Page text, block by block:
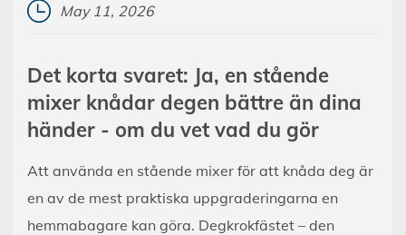
May 11, 2026
Det korta svaret: Ja, en stående
mixer knådar degen bättre än dina
händer - om du vet vad du gör
Att använda en stående mixer för att knåda deg är
en av de mest praktiska uppgraderingarna en
hemmabagare kan göra. Degkrokfästet – den